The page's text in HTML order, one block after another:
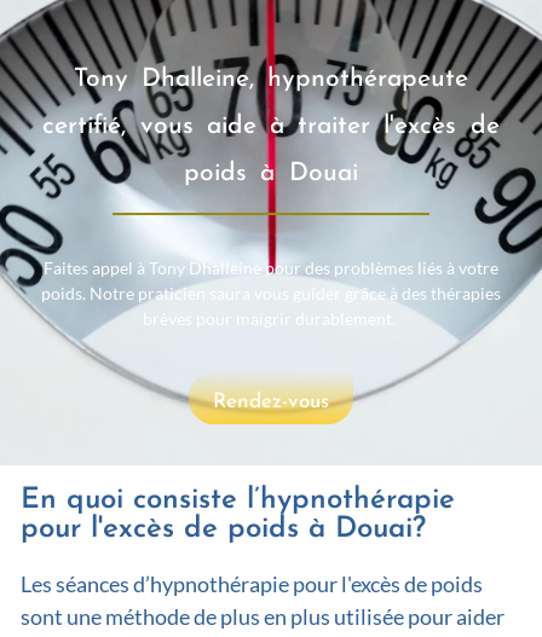
Tony Dhalleine, hypnothérapeute
certifié, vous aide à traiter l'excès de
poids à Douai
Faites appel à Tony Dhalleine pour des problèmes liés à votre
poids. Notre praticien saura vous guider grâce à des thérapies
brèves pour maigrir durablement.
Rendez-vous
En quoi consiste l’hypnothérapie
pour l'excès de poids à Douai?
Les séances d’hypnothérapie pour l'excès de poids
sont une méthode de plus en plus utilisée pour aider